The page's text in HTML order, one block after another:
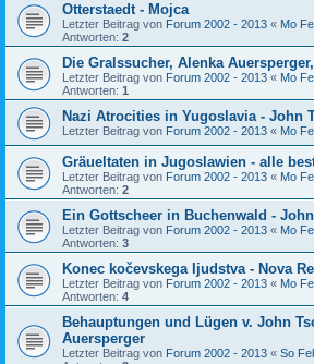
Otterstaedt - Mojca
Letzter Beitrag von Forum 2002 - 2013 « Mo
Antworten: 2
Die Gralssucher, Alenka
Letzter Beitrag von Forum 2002 - 2013 « Mo
Antworten: 1
Nazi Atrocities in Yugoslavia - John
Letzter Beitrag von Forum 2002 - 2013 « Mo
Gräueltaten in Jugoslawien - alle
Letzter Beitrag von Forum 2002 - 2013 « Mo
Antworten: 2
Ein Gottscheer in Buchenwald -
Letzter Beitrag von Forum 2002 - 2013 « Mo
Antworten: 3
Konec kočevskega Ijudstva - Nova
Letzter Beitrag von Forum 2002 - 2013 « Mo
Antworten: 4
Behauptungen und Lügen v. John
Auersperger
Letzter Beitrag von Forum 2002 - 2013 « So